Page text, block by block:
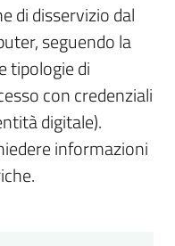
di disservizio dal
seguendo la
tipologie di
con credenziali
digitale).
informazioni